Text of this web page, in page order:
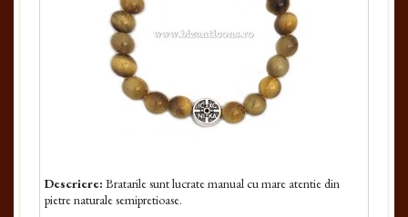
Descriere: Bratarile sunt lucrate manual cu mare atentie din
pietre naturale semipretioase.